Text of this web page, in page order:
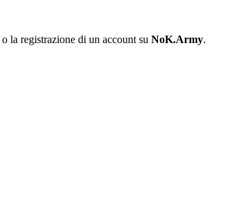
o la registrazione di un account su NoK.Army.